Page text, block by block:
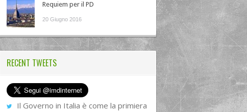
Requiem per il PD
20 Giugno 2016
RECENT TWEETS
Il Governo in Italia è come la primiera